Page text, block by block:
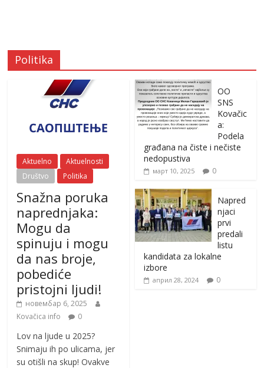
Politika
Aktuelno
Aktuelnosti
Društvo
Politika
Snažna poruka
naprednjaka:
Mogu da
spinuju i mogu
da nas broje,
pobediće
pristojni ljudi!
новембар 6, 2025
Kovačica info
0
Lov na ljude u 2025?
Snimaju ih po ulicama, jer
su otišli na skup! Ovakve
OO
SNS
Kovačic
a:
Podela
građana na čiste i nečiste
nedopustiva
март 10, 2025 0
Napred
njaci
prvi
predali
listu
kandidata za lokalne
izbore
април 28, 2024 0